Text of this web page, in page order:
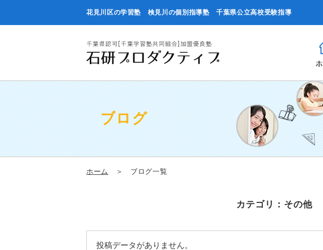
花見川区の学習塾 検見川の個別指導塾 千葉県公立高校受験指導
ブログ
ホーム ＞ ブログ一覧
カテゴリ：その他
投稿データがありません。